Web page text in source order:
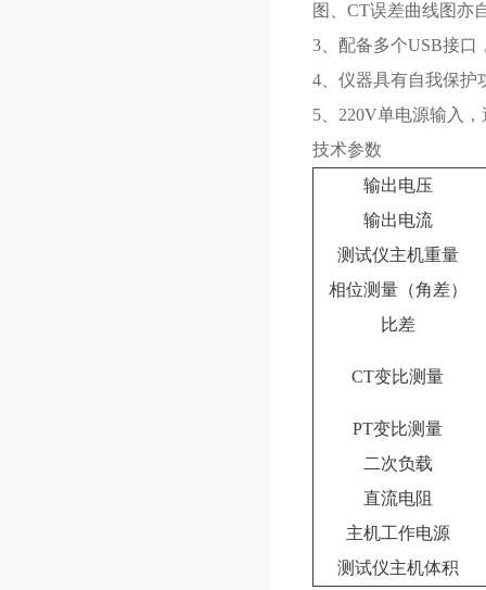
图、CT误差曲线图亦
3、配备多个USB接口
4、仪器具有自我保护
5、220V单电源输入
技术参数
输出电压
输出电流
测试仪主机重量
相位测量（角差）
比差
CT变比测量
PT变比测量
二次负载
直流电阻
主机工作电源
测试仪主机体积